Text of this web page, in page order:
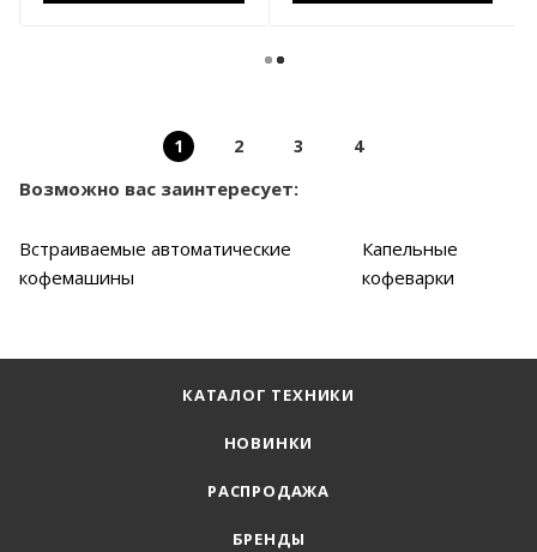
1 2 3 4
Возможно вас заинтересует:
Встраиваемые автоматические
кофемашины
Капельные
кофеварки
КАТАЛОГ ТЕХНИКИ
НОВИНКИ
РАСПРОДАЖА
БРЕНДЫ